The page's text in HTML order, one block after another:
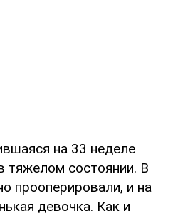
на 33 неделе
тяжелом состоянии. В
прооперировали, и на
девочка. Как и